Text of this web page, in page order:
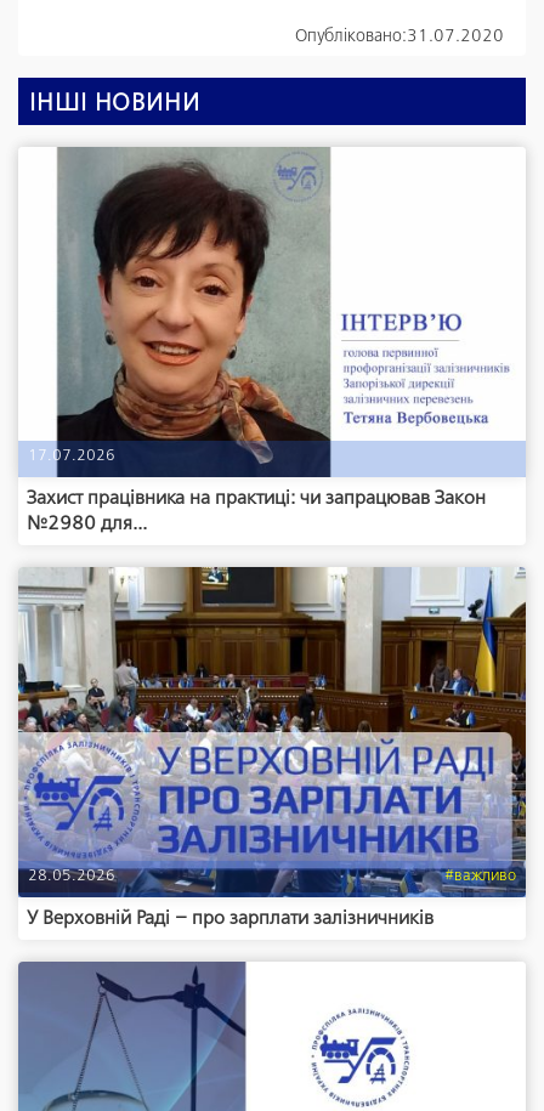
Опубліковано:31.07.2020
ІНШІ НОВИНИ
17.07.2026
Захист працівника на практиці: чи запрацював Закон
№2980 для...
28.05.2026 #важливо
У Верховній Раді – про зарплати залізничників